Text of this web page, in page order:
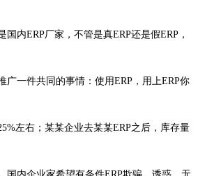
国内ERP厂家，不管是真ERP还是假ERP，
广一件共同的事情：使用ERP，用上ERP你
左右；某某企业去某某ERP之后，库存量